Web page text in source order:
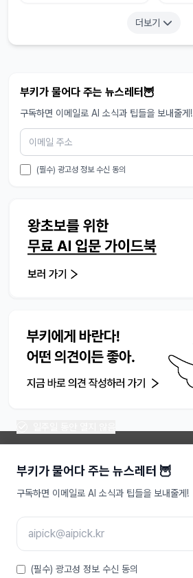
더보기
부키가 물어다 주는 뉴스레터 🦉
구독하면 이메일로 AI 소식과 팁들을 보내줄게!
(필수) 광고성 정보 수신 동의
부키가 물어다 주는 뉴스레터🦉
구독하면 이메일로 AI 소식과 팁들을 보내줄게!
(필수) 광고성 정보 수신 동의
라이프해킹주식회사 | 대표 송명진
사업자등록번호 : 479-81-01709
이메일 :aipick@aipick.kr
Copyright ⓒ 2025 AI픽 Inc. All rights reserved
소개 |고객센터|제작자 |후원 광고 상품